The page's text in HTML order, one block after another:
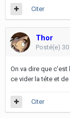
Citer
Thor
Posté(e)
On va dire que
ce vider la téte et
Citer